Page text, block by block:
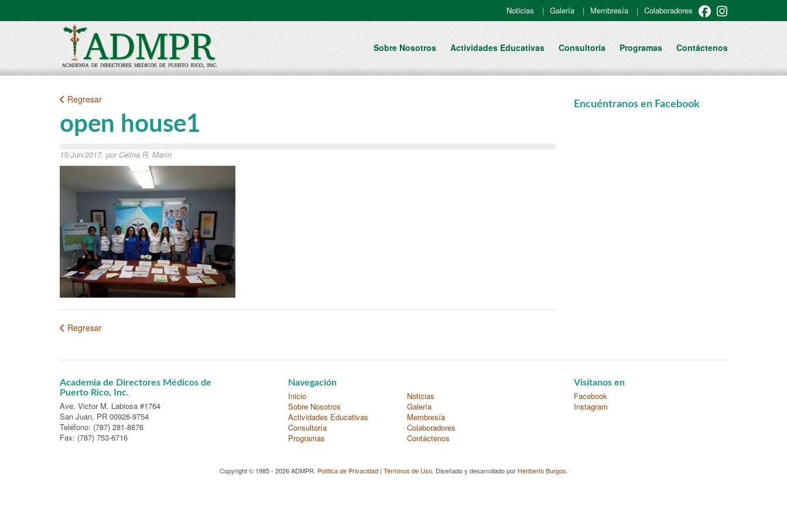
Noticias Galería Membresía Colaboradores
Sobre Nosotros Actividades Educativas Consultoría Programas Contáctenos
Regresar
open house1
15/Jun/2017, por Celina R. Marín
Regresar
Encuéntranos en Facebook
Academia de Directores Médicos de
Puerto Rico, Inc.
Ave. Victor M. Labiosa #1764
San Juan, PR 00926-9754
Teléfono: (787) 281-8876
Fax: (787) 753-6716
Navegación
Inicio
Sobre Nosotros
Actividades Educativas
Consultoría
Programas
Noticias
Galería
Membresía
Colaboradores
Contáctenos
Visítanos en
Facebook
Instagram
Copyright © 1985 - 2026 ADMPR. Política de Privacidad| Términos de Uso. Diseñado y desarrollado por Heriberto Burgos.